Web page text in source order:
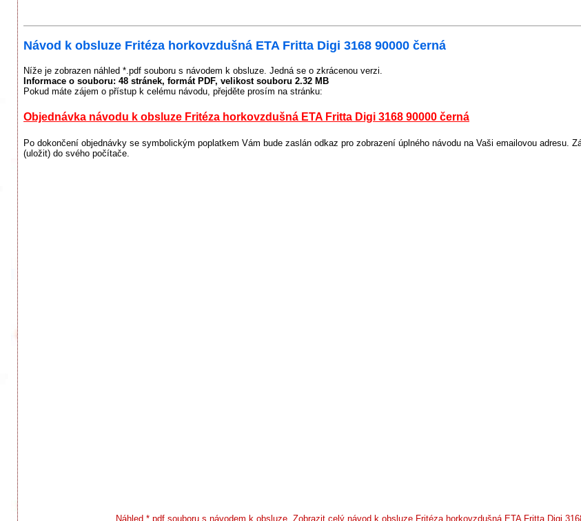
Návod k obsluze Fritéza horkovzdušná ETA Fritta Digi 3168 90000 černá
Níže je zobrazen náhled *.pdf souboru s návodem k obsluze. Jedná se o zkrácenou verzi.
Informace o souboru: 48 stránek, formát PDF, velikost souboru 2.32 MB
Pokud máte zájem o přístup k celému návodu, přejděte prosím na stránku:
Objednávka návodu k obsluze Fritéza horkovzdušná ETA Fritta Digi 3168 90000 černá
Po dokončení objednávky se symbolickým poplatkem Vám bude zaslán odkaz pro zobrazení úplného návodu na Vaši emailovou adresu.
(uložit) do svého počítače.
Náhled *.pdf souboru s návodem k obsluze. Zobrazit celý návod k obsluze Fritéza horkovzdušná ETA Fritta Digi